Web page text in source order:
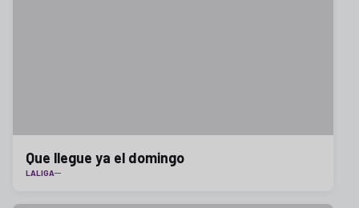
Que llegue ya el domingo
LALIGA